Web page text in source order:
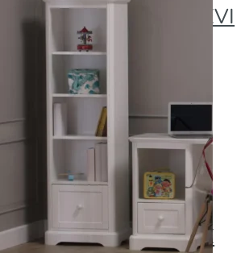
KLIK-KLAK LEŽAJEVI
KAUČI
TABUREI
KLUB STOLOVI
KOMODE
TV KOMODE
VITRINE
POLICE ZA KNJIGE